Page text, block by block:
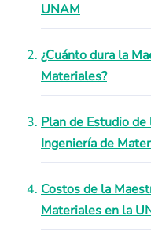
UNAM
¿Cuánto dura la
Materiales?
Plan de Estudio
Ingeniería de
Costos de la
Materiales en la